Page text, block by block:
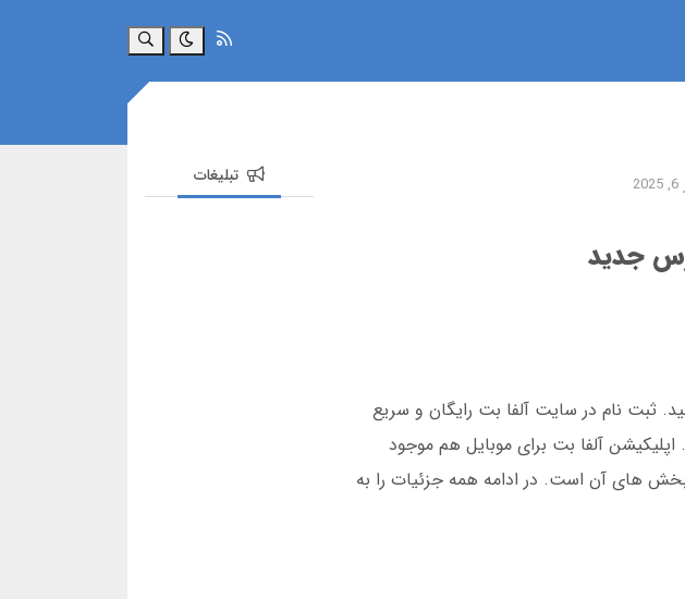
جستجو
جدید
ثبت نام در سایت آلفا بت رایگان و سریع
آلفا بت برای موبایل هم موجود
محبوب ترین بخش های آن است. در ادامه همه جزئیات را به
تبلیغات